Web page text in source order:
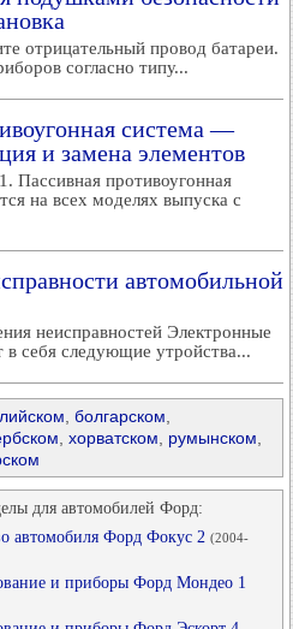
отрицательный провод батареи.
согласно типу...
система —
и замена элементов
Пассивная противоугонная
на всех моделях выпуска с
автомобильной
неисправностей Электронные
себя следующие утройства...
болгарском
хорватском румынском
для автомобилей Форд:
автомобиля Форд Фокус 2 (2004-
и приборы Форд Мондео 1